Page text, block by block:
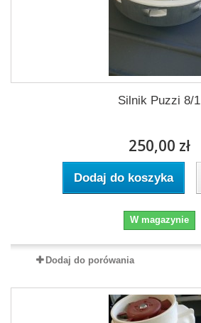
Silnik Puzzi 8/1
250,00 zł
Dodaj do koszyka
W magazynie
Dodaj do porówania